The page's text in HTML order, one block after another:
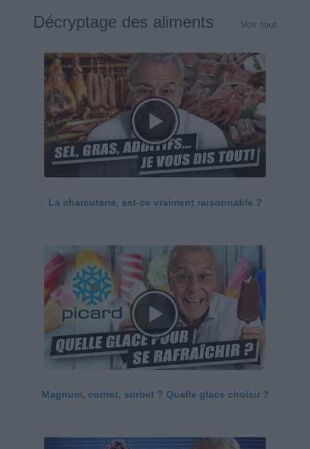
Décryptage des aliments Voir tout
La charcuterie, est-ce vraiment raisonnable ?
Magnum, cornet, sorbet ? Quelle glace choisir ?